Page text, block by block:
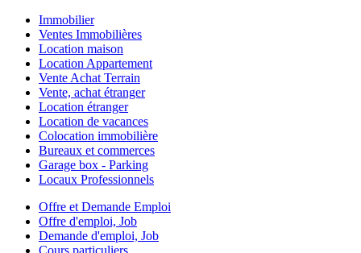
Immobilier
Ventes Immobilières
Location maison
Location Appartement
Vente Achat Terrain
Vente, achat étranger
Location étranger
Location de vacances
Colocation immobilière
Bureaux et commerces
Garage box - Parking
Locaux Professionnels
Offre et Demande Emploi
Offre d'emploi, Job
Demande d'emploi, Job
Cours particuliers